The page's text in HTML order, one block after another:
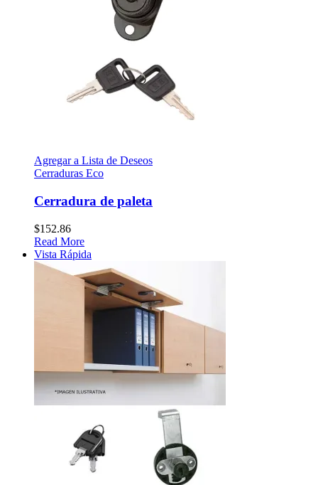
Agregar a Lista de Deseos
Cerraduras Eco
Cerradura de paleta
$152.86
Read More
Vista Rápida